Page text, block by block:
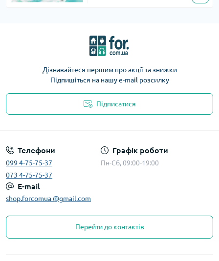
Дізнавайтеся першим про акції та знижки
Підпишіться на нашу e-mail розсилку
Підписатися
Телефони
099 4-75-75-37
073 4-75-75-37
Графік роботи
Пн-Сб, 09:00-19:00
E-mail
shop.forcomua @gmail.com
Перейти до контактів